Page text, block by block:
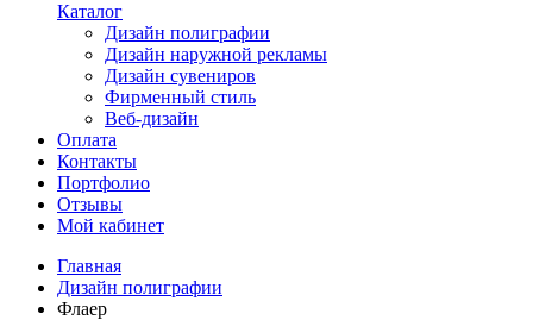
Каталог
Дизайн полиграфии
Дизайн наружной рекламы
Дизайн сувениров
Фирменный стиль
Веб-дизайн
Оплата
Контакты
Портфолио
Отзывы
Мой кабинет
Главная
Дизайн полиграфии
Флаер